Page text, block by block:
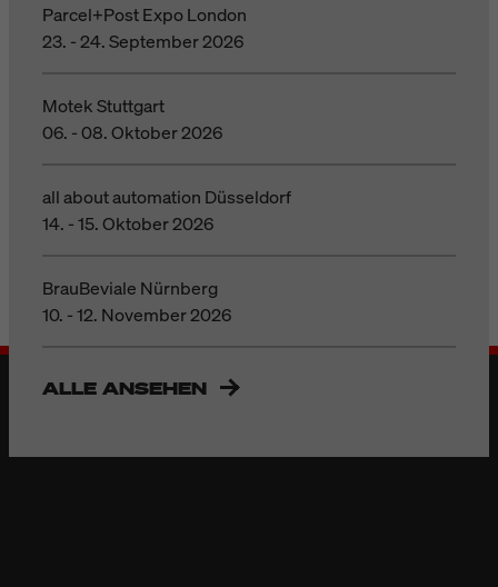
Parcel+Post Expo London
23. - 24. September 2026
Motek Stuttgart
06. - 08. Oktober 2026
all about automation Düsseldorf
14. - 15. Oktober 2026
BrauBeviale Nürnberg
10. - 12. November 2026
ALLE ANSEHEN